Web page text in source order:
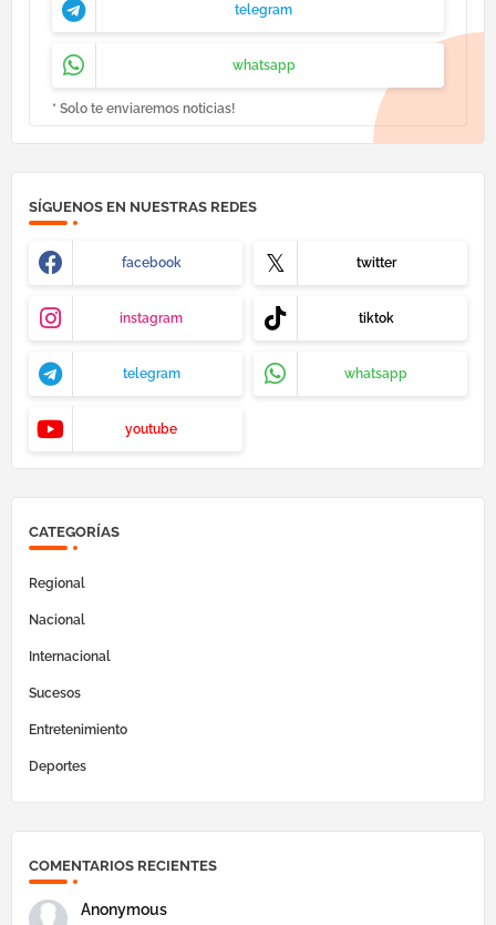
telegram
whatsapp
* Solo te enviaremos noticias!
SÍGUENOS EN NUESTRAS REDES
facebook twitter
instagram tiktok
telegram whatsapp
youtube
CATEGORÍAS
Regional
Nacional
Internacional
Sucesos
Entretenimiento
Deportes
COMENTARIOS RECIENTES
Anonymous